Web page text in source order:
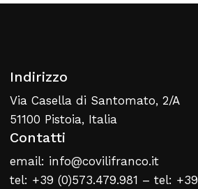
Indirizzo
Via Casella di Santomato, 2/A
51100 Pistoia, Italia
Contatti
email: info@covilifranco.it
tel: +39 (0)573.479.981 – tel: +39